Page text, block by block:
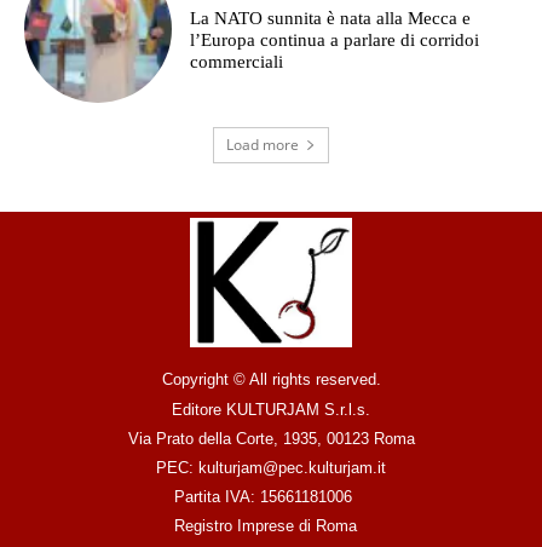
La NATO sunnita è nata alla Mecca e
l’Europa continua a parlare di corridoi
commerciali
Load more
Copyright © All rights reserved.
Editore KULTURJAM S.r.l.s.
Via Prato della Corte, 1935, 00123 Roma
PEC: kulturjam@pec.kulturjam.it
Partita IVA: 15661181006
Registro Imprese di Roma